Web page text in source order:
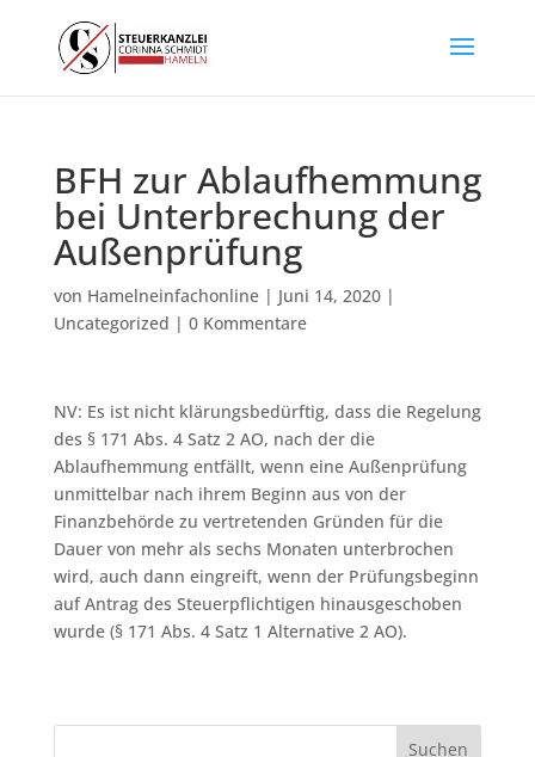
BFH zur Ablaufhemmung
bei Unterbrechung der
Außenprüfung
von Hamelneinfachonline| Juni 14, 2020|
Uncategorized | 0 Kommentare
NV: Es ist nicht klärungsbedürftig, dass die Regelung
des § 171 Abs. 4 Satz 2 AO, nach der die
Ablaufhemmung entfällt, wenn eine Außenprüfung
unmittelbar nach ihrem Beginn aus von der
Finanzbehörde zu vertretenden Gründen für die
Dauer von mehr als sechs Monaten unterbrochen
wird, auch dann eingreift, wenn der Prüfungsbeginn
auf Antrag des Steuerpflichtigen hinausgeschoben
wurde (§ 171 Abs. 4 Satz 1 Alternative 2 AO).